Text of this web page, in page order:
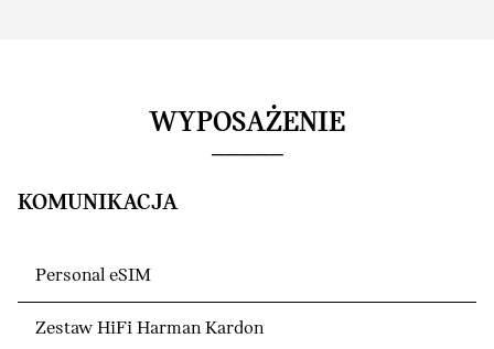
WYPOSAŻENIE
KOMUNIKACJA
Personal eSIM
Zestaw HiFi Harman Kardon